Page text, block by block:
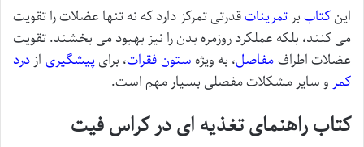
اینکتاببرتمریناتقدرتی تمرکز دارد که نه تنها عضلات را تقویت
می کنند، بلکه عملکرد روزمره بدن را نیز بهبود می بخشند. تقویت
عضلات اطرافمفاصل، به ویژه ستون فقرات، برایپیشگیری از درد
کمر و سایر مشکلات مفصلی بسیار مهم است.
کتاب راهنمای تغذیه ای در کراس فیت